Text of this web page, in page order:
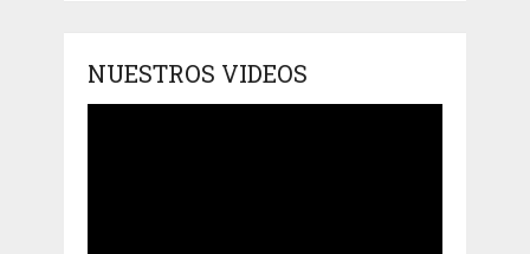
NUESTROS VIDEOS